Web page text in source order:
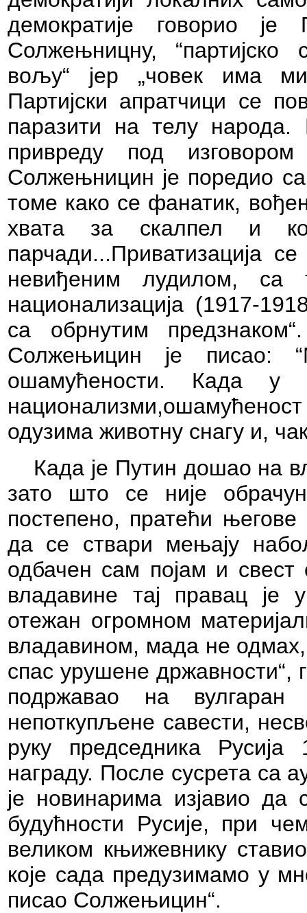
демократије говорио
Солжењницну,
вољу“
јер „човек има
Партијски апратчици се
паразити на телу народа.
привреду под изговором
Солжењницин је поредио
томе како се фанатик,
хвата за скалпел и
парчади...Приватизација
невиђеним лудилом, са
национализација (1917-
са обрнутим
Солжењицин је писао:
ошамућености.
Када у
одузима животну снагу и,
Када је Путин дошао на
зато што се није
постепено, пратећи
да се ствари мењају
одбачен сам појам и свест
владавине тај правац
отежан огромном
владавином, мада не
спас урушене државности“,
подржавао на
непоткупљене савести,
руку председника
награду. После сусрета са
је новинарима изјавио
будућности Русије, при
великом књижевнику
које сада предузимамо у
писао Солжењицин“.